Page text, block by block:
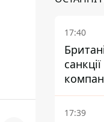
17:40
17:39